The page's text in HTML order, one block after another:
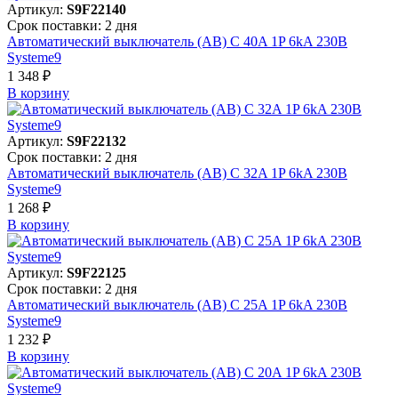
Артикул: S9F22140
Срок поставки: 2 дня
Автоматический выключатель (АВ) C 40A 1P 6kA 230В
Systeme9
1 348 ₽
В корзинy
Артикул: S9F22132
Срок поставки: 2 дня
Автоматический выключатель (АВ) C 32A 1P 6kA 230В
Systeme9
1 268 ₽
В корзинy
Артикул: S9F22125
Срок поставки: 2 дня
Автоматический выключатель (АВ) C 25A 1P 6kA 230В
Systeme9
1 232 ₽
В корзинy